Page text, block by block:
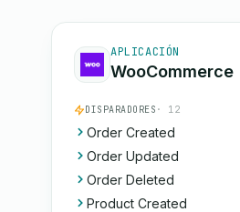
APLICACIÓN
WooCommerce
DISPARADORES · 12
Order Created
Order Updated
Order Deleted
Product Created